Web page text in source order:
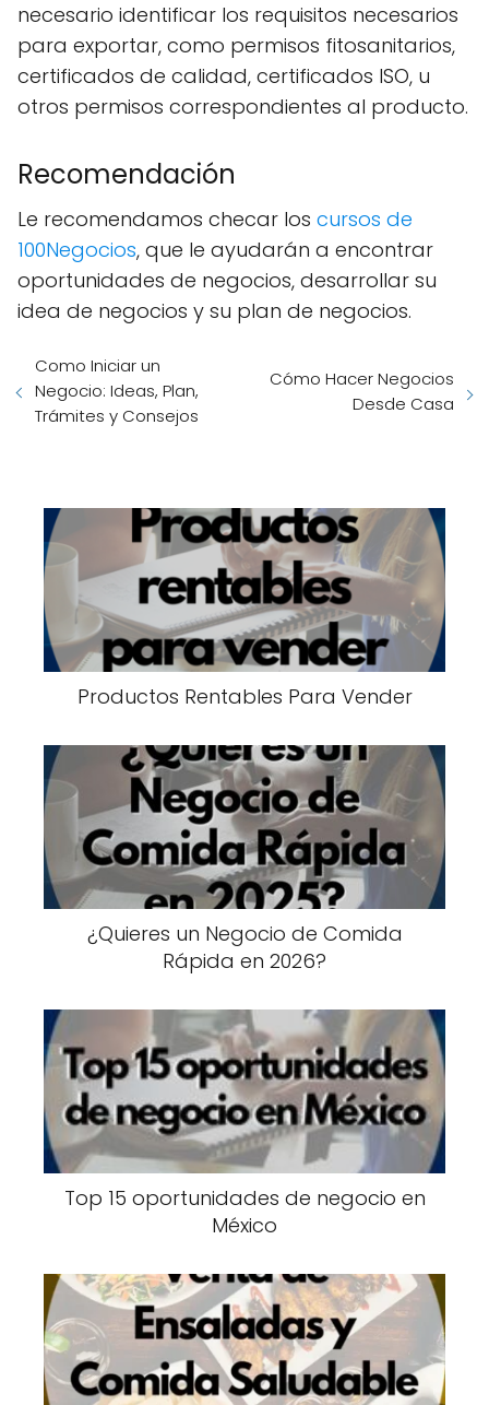
necesario identificar los requisitos necesarios
para exportar, como permisos fitosanitarios,
certificados de calidad, certificados ISO, u
otros permisos correspondientes al producto.
Recomendación
Le recomendamos checar los cursos de
100Negocios, que le ayudarán a encontrar
oportunidades de negocios, desarrollar su
idea de negocios y su plan de negocios.
Como Iniciar un
Negocio: Ideas, Plan,
Trámites y Consejos
Cómo Hacer Negocios
Desde Casa
Productos Rentables Para Vender
¿Quieres un Negocio de Comida
Rápida en 2026?
Top 15 oportunidades de negocio en
México